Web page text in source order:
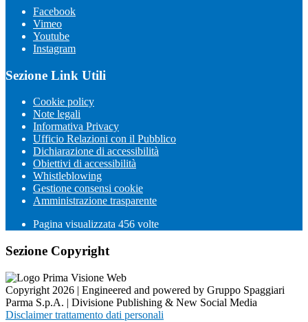
Facebook
Vimeo
Youtube
Instagram
Sezione Link Utili
Cookie policy
Note legali
Informativa Privacy
Ufficio Relazioni con il Pubblico
Dichiarazione di accessibilità
Obiettivi di accessibilità
Whistleblowing
Gestione consensi cookie
Amministrazione trasparente
Pagina visualizzata 456 volte
Sezione Copyright
Copyright 2026 | Engineered and powered by Gruppo Spaggiari
Parma S.p.A. | Divisione Publishing & New Social Media
Disclaimer trattamento dati personali